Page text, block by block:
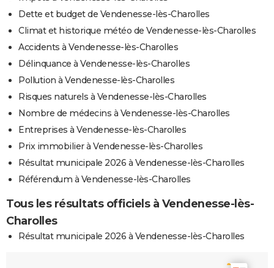
Dette et budget de Vendenesse-lès-Charolles
Climat et historique météo de Vendenesse-lès-Charolles
Accidents à Vendenesse-lès-Charolles
Délinquance à Vendenesse-lès-Charolles
Pollution à Vendenesse-lès-Charolles
Risques naturels à Vendenesse-lès-Charolles
Nombre de médecins à Vendenesse-lès-Charolles
Entreprises à Vendenesse-lès-Charolles
Prix immobilier à Vendenesse-lès-Charolles
Résultat municipale 2026 à Vendenesse-lès-Charolles
Référendum à Vendenesse-lès-Charolles
Tous les résultats officiels à Vendenesse-lès-
Charolles
Résultat municipale 2026 à Vendenesse-lès-Charolles